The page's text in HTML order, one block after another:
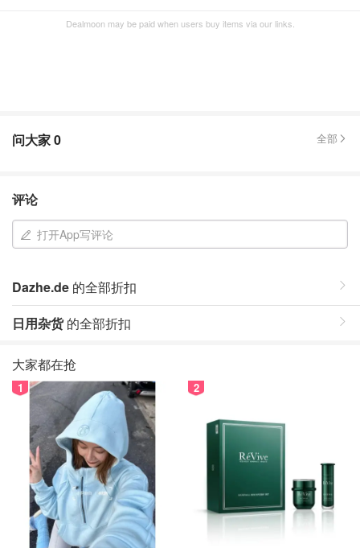
Dealmoon may be paid when users buy items via our links.
问大家0 全部
评论
打开App写评论
Dazhe.de 的全部折扣
日用杂货的全部折扣
大家都在抢
1 2